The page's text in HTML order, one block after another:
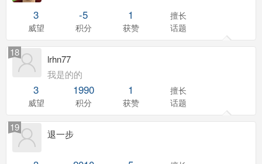
3
威望
-5
积分
1
获赞
擅长
话题
lrhn77
我是的的
18
3
威望
1990
积分
1
获赞
擅长
话题
退一步
19